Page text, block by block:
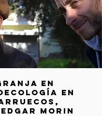
EN
EN
MORIN